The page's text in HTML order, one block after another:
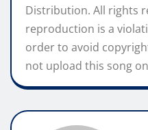
Distribution. All rights
reproduction is a
order to avoid
not upload this song